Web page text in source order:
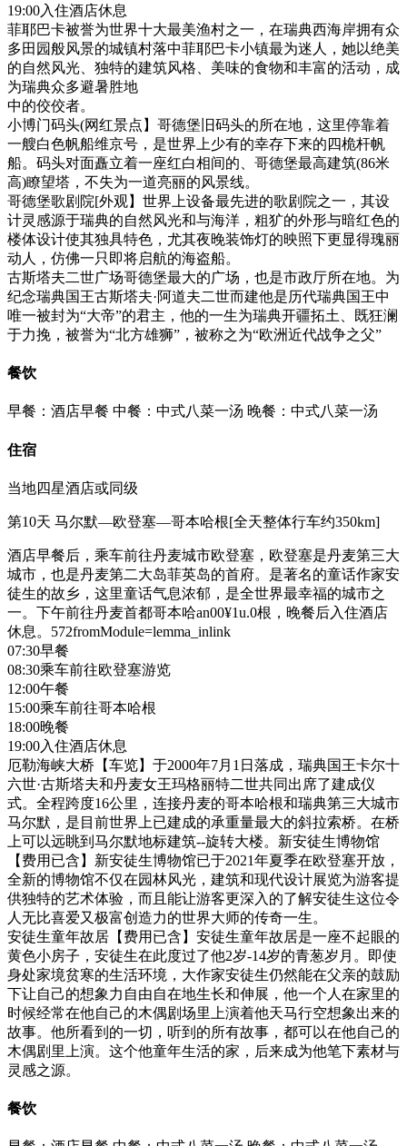
19:00入住酒店休息
菲耶巴卡被誉为世界十大最美渔村之一，在瑞典西海岸拥有众
多田园般风景的城镇村落中菲耶巴卡小镇最为迷人，她以绝美
的自然风光、独特的建筑风格、美味的食物和丰富的活动，成
为瑞典众多避暑胜地
中的佼佼者。
小博门码头(网红景点】哥德堡旧码头的所在地，这里停靠着
一艘白色帆船维京号，是世界上少有的幸存下来的四桅杆帆
船。码头对面矗立着一座红白相间的、哥德堡最高建筑(86米
高)瞭望塔，不失为一道亮丽的风景线。
哥德堡歌剧院[外观】世界上设备最先进的歌剧院之一，其设
计灵感源于瑞典的自然风光和与海洋，粗犷的外形与暗红色的
楼体设计使其独具特色，尤其夜晚装饰灯的映照下更显得瑰丽
动人，仿佛一只即将启航的海盗船。
古斯塔夫二世广场哥德堡最大的广场，也是市政厅所在地。为
纪念瑞典国王古斯塔夫·阿道夫二世而建他是历代瑞典国王中
唯一被封为“大帝”的君主，他的一生为瑞典开疆拓土、既狂澜
于力挽，被誉为“北方雄狮”，被称之为“欧洲近代战争之父”
餐饮
早餐：酒店早餐 中餐：中式八菜一汤 晚餐：中式八菜一汤
住宿
当地四星酒店或同级
第10天 马尔默—欧登塞—哥本哈根[全天整体行车约350km]
酒店早餐后，乘车前往丹麦城市欧登塞，欧登塞是丹麦第三大
城市，也是丹麦第二大岛菲英岛的首府。是著名的童话作家安
徒生的故乡，这里童话气息浓郁，是全世界最幸福的城市之
一。下午前往丹麦首都哥本哈an00¥1u.0根，晚餐后入住酒店
休息。572fromModule=lemma_inlink
07:30早餐
08:30乘车前往欧登塞游览
12:00午餐
15:00乘车前往哥本哈根
18:00晚餐
19:00入住酒店休息
厄勒海峡大桥【车览】于2000年7月1日落成，瑞典国王卡尔十
六世·古斯塔夫和丹麦女王玛格丽特二世共同出席了建成仪
式。全程跨度16公里，连接丹麦的哥本哈根和瑞典第三大城市
马尔默，是目前世界上已建成的承重量最大的斜拉索桥。在桥
上可以远眺到马尔默地标建筑--旋转大楼。新安徒生博物馆
【费用已含】新安徒生博物馆已于2021年夏季在欧登塞开放，
全新的博物馆不仅在园林风光，建筑和现代设计展览为游客提
供独特的艺术体验，而且能让游客更深入的了解安徒生这位令
人无比喜爱又极富创造力的世界大师的传奇一生。
安徒生童年故居【费用已含】安徒生童年故居是一座不起眼的
黄色小房子，安徒生在此度过了他2岁-14岁的青葱岁月。即使
身处家境贫寒的生活环境，大作家安徒生仍然能在父亲的鼓励
下让自己的想象力自由自在地生长和伸展，他一个人在家里的
时候经常在他自己的木偶剧场里上演着他天马行空想象出来的
故事。他所看到的一切，听到的所有故事，都可以在他自己的
木偶剧里上演。这个他童年生活的家，后来成为他笔下素材与
灵感之源。
餐饮